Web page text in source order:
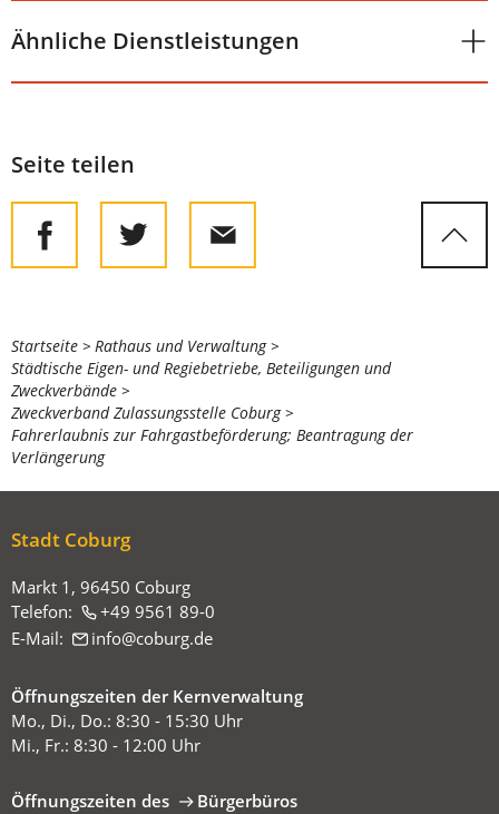
Ähnliche Dienstleistungen
Seite teilen
Sie
befinden
sich
hier:
Startseite
Rathaus und Verwaltung
Städtische Eigen- und Regiebetriebe, Beteiligungen und
Zweckverbände
Zweckverband Zulassungsstelle Coburg
Fahrerlaubnis zur Fahrgastbeförderung; Beantragung der
Verlängerung
Stadt Coburg
Markt 1, 96450 Coburg
Telefon:
+49 9561 89-0
E-Mail:
info coburg de
Öffnungszeiten der Kernverwaltung
Mo., Di., Do.: 8:30 - 15:30 Uhr
Mi., Fr.: 8:30 - 12:00 Uhr
Öffnungszeiten des
Bürgerbüros